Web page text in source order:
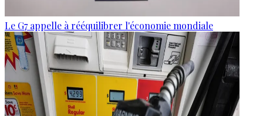
Le G7 appelle à rééquilibrer l'économie mondiale